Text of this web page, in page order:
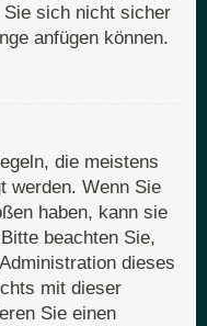
sich nicht sicher
anfügen können.
die meistens
werden. Wenn Sie
haben, kann sie
beachten Sie,
dieses
mit dieser
Sie einen